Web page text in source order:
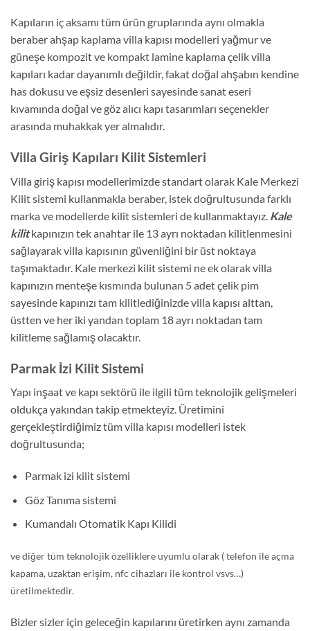
Kapıların iç aksamı tüm ürün gruplarında aynı olmakla
beraber ahşap kaplama villa kapısı modelleri yağmur ve
güneşe kompozit ve kompakt lamine kaplama çelik villa
kapıları kadar dayanımlı değildir, fakat doğal ahşabın kendine
has dokusu ve eşsiz desenleri sayesinde sanat eseri
kıvamında doğal ve göz alıcı kapı tasarımları seçenekler
arasında muhakkak yer almalıdır.
Villa Giriş Kapıları Kilit Sistemleri
Villa giriş kapısı modellerimizde standart olarak Kale Merkezi
Kilit sistemi kullanmakla beraber, istek doğrultusunda farklı
marka ve modellerde kilit sistemleri de kullanmaktayız. Kale
kilit kapınızın tek anahtar ile 13 ayrı noktadan kilitlenmesini
sağlayarak villa kapısının güvenliğini bir üst noktaya
taşımaktadır. Kale merkezi kilit sistemi ne ek olarak villa
kapınızın menteşe kısmında bulunan 5 adet çelik pim
sayesinde kapınızı tam kilitlediğinizde villa kapısı alttan,
üstten ve her iki yandan toplam 18 ayrı noktadan tam
kilitleme sağlamış olacaktır.
Parmak İzi Kilit Sistemi
Yapı inşaat ve kapı sektörü ile ilgili tüm teknolojik gelişmeleri
oldukça yakından takip etmekteyiz. Üretimini
gerçekleştirdiğimiz tüm villa kapısı modelleri istek
doğrultusunda;
Parmak izi kilit sistemi
Göz Tanıma sistemi
Kumandalı Otomatik Kapı Kilidi
ve diğer tüm teknolojik özelliklere uyumlu olarak ( telefon ile açma
kapama, uzaktan erişim, nfc cihazları ile kontrol vsvs…)
üretilmektedir.
Bizler sizler için geleceğin kapılarını üretirken aynı zamanda